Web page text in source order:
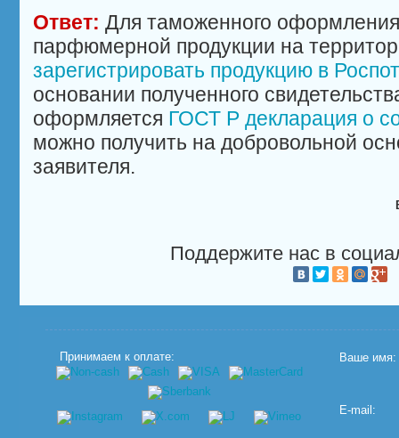
Ответ: Для таможенного
парфюмерной продукции на
зарегистрировать продукцию в
основании полученного
оформляется ГОСТ Р декларация о
можно получить на добровольной
заявителя.
Поддержите нас в
Принимаем к оплате: Ваше имя:
E-mail: